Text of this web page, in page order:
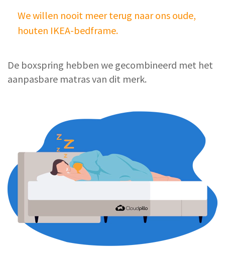
We willen nooit meer terug naar ons oude,
houten IKEA-bedframe.
De boxspring hebben we gecombineerd met het
aanpasbare matras van dit merk.